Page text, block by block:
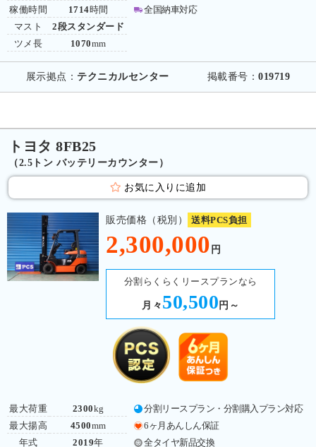
稼働時間
マスト
ツメ長
1714時間
2段スタンダード
1070mm
全国納車対応
展示拠点： テクニカルセンター 掲載番号：019719
トヨタ 8FB25
（2.5トン バッテリーカウンター）
お気に入りに追加
販売価格（税別） 送料PCS負担
2,300,000 円
分割らくらくリースプランなら
月々 50,500 円～
最大荷重
最大揚高
年式
2300kg
4500mm
2019年
分割リースプラン・分割購入プラン対応
6ヶ月あんしん保証
全タイヤ新品交換